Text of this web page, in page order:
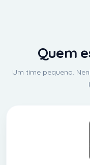
Quem
Um time pequeno.